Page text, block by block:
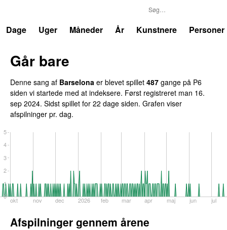
Dage
Uger Måneder År Kunstnere Personer
Går bare
Denne sang af Barselona er blevet spillet 487 gange på P6
siden vi startede med at indeksere. Først registreret man 16.
sep 2024. Sidst spillet for 22 dage siden. Grafen viser
afspilninger pr. dag.
okt nov dec 2026 feb mar apr maj jun jul
0
1
2
3
4
5
Afspilninger gennem årene